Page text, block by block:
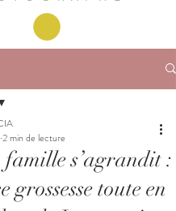
s’agrandit :
grossesse toute en
2 min de lecture